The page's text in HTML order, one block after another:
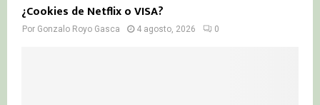
¿Cookies de Netflix o VISA?
Por Gonzalo Royo Gasca 4 agosto, 2026 0